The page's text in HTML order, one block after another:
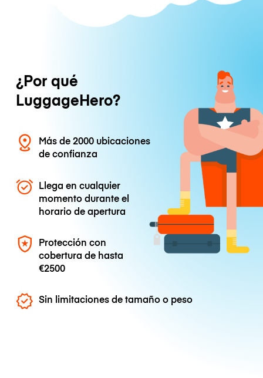
¿Por qué
LuggageHero?
Más de 2000 ubicaciones
de confianza
Llega en cualquier
momento durante el
horario de apertura
Protección con
cobertura de hasta
€2500
Sin limitaciones de tamaño o peso